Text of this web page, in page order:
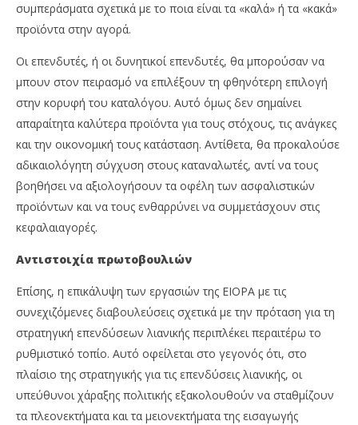
συμπεράσματα σχετικά με το ποια είναι τα «καλά» ή τα «κακά»
προϊόντα στην αγορά.
Οι επενδυτές, ή οι δυνητικοί επενδυτές, θα μπορούσαν να
μπουν στον πειρασμό να επιλέξουν τη φθηνότερη επιλογή
στην κορυφή του καταλόγου. Αυτό όμως δεν σημαίνει
απαραίτητα καλύτερα προϊόντα για τους στόχους, τις ανάγκες
και την οικονομική τους κατάσταση. Αντίθετα, θα προκαλούσε
αδικαιολόγητη σύγχυση στους καταναλωτές, αντί να τους
βοηθήσει να αξιολογήσουν τα οφέλη των ασφαλιστικών
προϊόντων και να τους ενθαρρύνει να συμμετάσχουν στις
κεφαλαιαγορές.
Αντιστοιχία πρωτοβουλιών
Επίσης, η επικάλυψη των εργασιών της EIOPA με τις
συνεχιζόμενες διαβουλεύσεις σχετικά με την πρόταση για τη
στρατηγική επενδύσεων λιανικής περιπλέκει περαιτέρω το
ρυθμιστικό τοπίο. Αυτό οφείλεται στο γεγονός ότι, στο
πλαίσιο της στρατηγικής για τις επενδύσεις λιανικής, οι
υπεύθυνοι χάραξης πολιτικής εξακολουθούν να σταθμίζουν
τα πλεονεκτήματα και τα μειονεκτήματα της εισαγωγής